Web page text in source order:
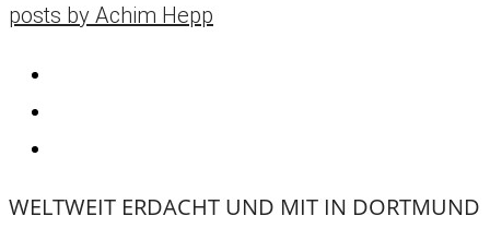
posts by Achim Hepp
WELTWEIT ERDACHT UND MIT IN DORTMUND